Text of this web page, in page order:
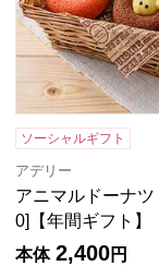
ソーシャルギフト
アデリー
アニマルドーナツ
0]【年間ギフト】
本体 2,400円